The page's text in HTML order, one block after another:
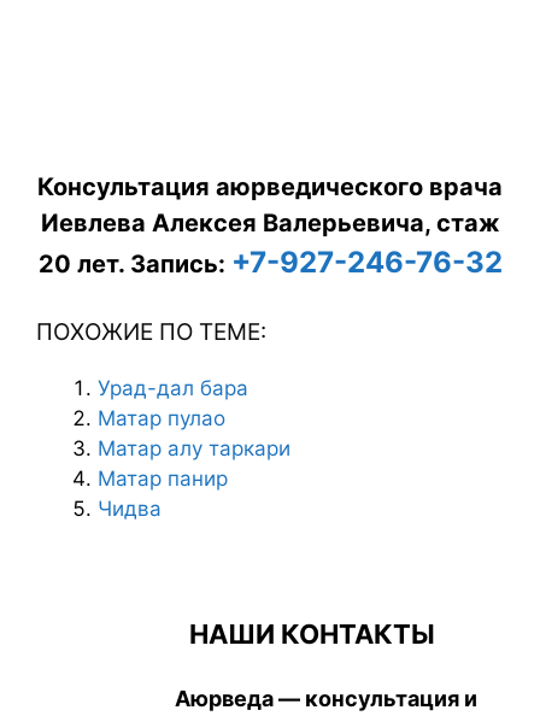
Консультация аюрведического врача
Иевлева Алексея Валерьевича, стаж
20 лет. Запись: +7-927-246-76-32
ПОХОЖИЕ ПО ТЕМЕ:
Урад-дал бара
Матар пулао
Матар алу таркари
Матар панир
Чидва
НАШИ КОНТАКТЫ
Аюрведа — консультация и